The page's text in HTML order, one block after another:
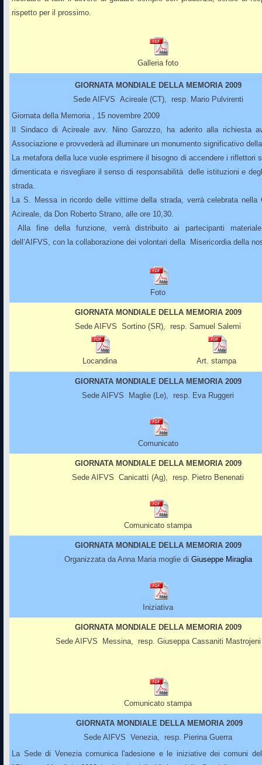
rispetto per il prossimo.
Galleria foto
GIORNATA MONDIALE DELLA MEMORIA 2009
Sede AIFVS Acireale (CT), resp. Mario Pulvirenti
Giornata della Memoria , 15 novembre 2009
Il Sindaco di Acireale avv. Nino Garozzo, ha aderito alla richiesta
Associazione e provvederà ad illuminare un monumento significativo
La metafora della luce vuole esprimere il bisogno di accendere i riflettori
dimenticata e risvegliare il senso di responsabilità delle istituzioni e
strada.
La S. Messa in ricordo delle vittime della strada, verrà celebrata nella
Acireale, da Don Roberto Strano, alle ore 10,30.
Alla fine della funzione, verrà distribuito ai partecipanti
dell’AIFVS, con la collaborazione dei volontari della Misericordia della
Foto
GIORNATA MONDIALE DELLA MEMORIA 2009
Sede AIFVS Sortino (SR), resp.Samuel Salemi
Locandina Art. stampa
GIORNATA MONDIALE DELLA MEMORIA 2009
Sede AIFVS Maglie (Le), resp. Eva Ruggeri
Comunicato
GIORNATA MONDIALE DELLA MEMORIA 2009
Sede AIFVS Canicattì (Ag), resp. Pietro Benenati
Comunicato stampa
GIORNATA MONDIALE DELLA MEMORIA 2009
Organizzata da Anna Maria moglie di Giuseppe Miraglia
Iniziativa
GIORNATA MONDIALE DELLA MEMORIA 2009
Sede AIFVS Messina, resp. Giuseppa Cassaniti Mastrojeni
Comunicato stampa
GIORNATA MONDIALE DELLA MEMORIA 2009
Sede AIFVS Venezia, resp. Pierina Guerra
La Sede di Venezia comunica l'adesione e le iniziative dei comuni